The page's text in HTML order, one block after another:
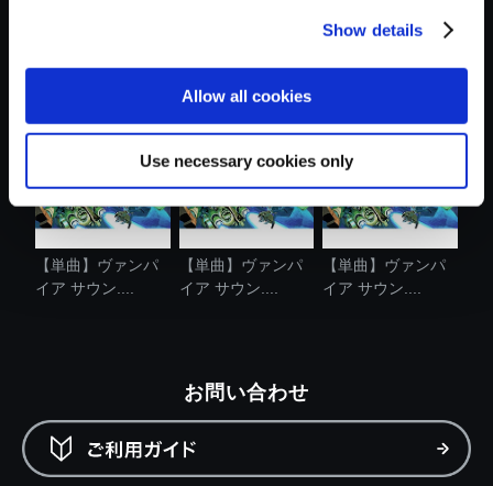
Show details
Allow all cookies
Use necessary cookies only
イア サウン....
イア サウン....
イア サウン....
【単曲】ヴァンパ
イア サウン....
【単曲】ヴァンパ
イア サウン....
【単曲】ヴァンパ
イア サウン....
お問い合わせ